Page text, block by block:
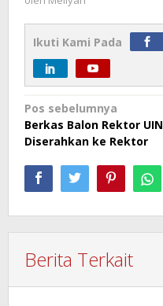
Ikuti Kami Pada
Navigasi
pos
Pos sebelumnya
Berkas Balon Rektor UIN
Diserahkan ke Rektor
Berita Terkait